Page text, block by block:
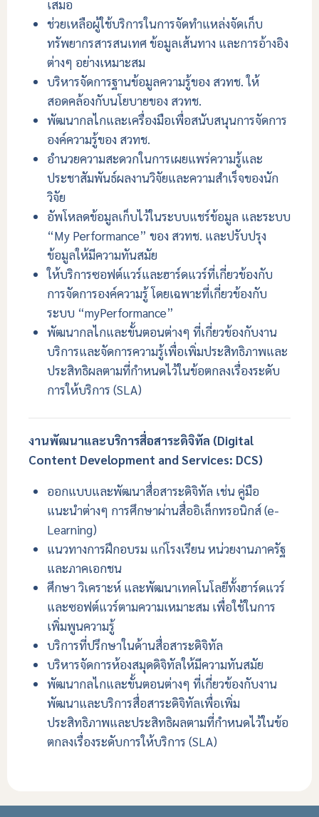
เสมอ
ช่วยเหลือผู้ใช้บริการในการจัดทำแหล่งจัดเก็บ
ทรัพยากรสารสนเทศ ข้อมูลเส้นทาง และการอ้างอิง
ต่างๆ อย่างเหมาะสม
บริหารจัดการฐานข้อมูลความรู้ของ สวทช. ให้
สอดคล้องกับนโยบายของ สวทช.
พัฒนากลไกและเครื่องมือเพื่อสนับสนุนการจัดการ
องค์ความรู้ของ สวทช.
อำนวยความสะดวกในการเผยแพร่ความรู้และ
ประชาสัมพันธ์ผลงานวิจัยและความสำเร็จของนัก
วิจัย
อัพโหลดข้อมูลเก็บไว้ในระบบแชร์ข้อมูล และระบบ
“My Performance” ของ สวทช. และปรับปรุง
ข้อมูลให้มีความทันสมัย
ให้บริการซอฟต์แวร์และฮาร์ดแวร์ที่เกี่ยวข้องกับ
การจัดการองค์ความรู้ โดยเฉพาะที่เกี่ยวข้องกับ
ระบบ “myPerformance”
พัฒนากลไกและขั้นตอนต่างๆ ที่เกี่ยวข้องกับงาน
บริการและจัดการความรู้เพื่อเพิ่มประสิทธิภาพและ
ประสิทธิผลตามที่กำหนดไว้ในข้อตกลงเรื่องระดับ
การให้บริการ (SLA)
งานพัฒนาและบริการสื่อสาระดิจิทัล (Digital
Content Development and Services: DCS)
ออกแบบและพัฒนาสื่อสาระดิจิทัล เช่น คู่มือ
แนะนำต่างๆ การศึกษาผ่านสื่ออิเล็กทรอนิกส์ (e-
Learning)
แนวทางการฝึกอบรม แก่โรงเรียน หน่วยงานภาครัฐ
และภาคเอกชน
ศึกษา วิเคราะห์ และพัฒนาเทคโนโลยีทั้งฮาร์ดแวร์
และซอฟต์แวร์ตามความเหมาะสม เพื่อใช้ในการ
เพิ่มพูนความรู้
บริการที่ปรึกษาในด้านสื่อสาระดิจิทัล
บริหารจัดการห้องสมุดดิจิทัลให้มีความทันสมัย
พัฒนากลไกและขั้นตอนต่างๆ ที่เกี่ยวข้องกับงาน
พัฒนาและบริการสื่อสาระดิจิทัลเพื่อเพิ่ม
ประสิทธิภาพและประสิทธิผลตามที่กำหนดไว้ในข้อ
ตกลงเรื่องระดับการให้บริการ (SLA)